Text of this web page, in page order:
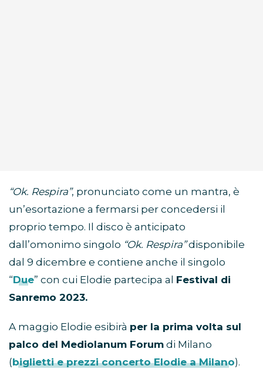
“Ok. Respira”, pronunciato come un mantra, è
un’esortazione a fermarsi per concedersi il
proprio tempo. Il disco è anticipato
dall’omonimo singolo “Ok. Respira”disponibile
dal 9 dicembre e contiene anche il singolo
“Due” con cui Elodie partecipa al Festival di
Sanremo 2023.
A maggio Elodie esibirà per la prima volta sul
palco del Mediolanum Forum di Milano
(biglietti e prezzi concerto Elodie a Milano).